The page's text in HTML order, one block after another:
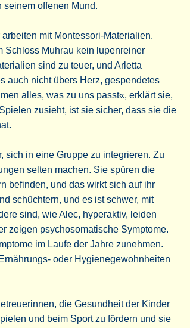
seinem offenen Mund.
mit Montessori-Materialien.
Schloss Muhrau kein lupenreiner
sind zu teuer, und Arletta
auch nicht übers Herz, gespendetes
alles, was zu uns passt«, erklärt sie,
zusieht, ist sie sicher, dass sie die
sich in eine Gruppe zu integrieren. Zu
selten machen. Sie spüren die
befinden, und das wirkt sich auf ihr
schüchtern, und es ist schwer, mit
sind, wie Alec, hyperaktiv, leiden
zeigen psychosomatische Symptome.
im Laufe der Jahre zunehmen.
oder Hygienegewohnheiten
die Gesundheit der Kinder
und beim Sport zu fördern und sie